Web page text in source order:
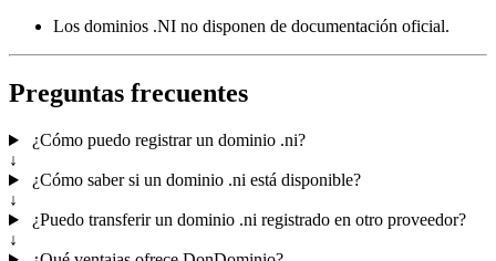
Los dominios .NI no disponen de documentación oficial.
Preguntas frecuentes
¿Cómo puedo registrar un dominio .ni?
↓
¿Cómo saber si un dominio .ni está disponible?
↓
¿Puedo transferir un dominio .ni registrado en otro proveedor?
↓